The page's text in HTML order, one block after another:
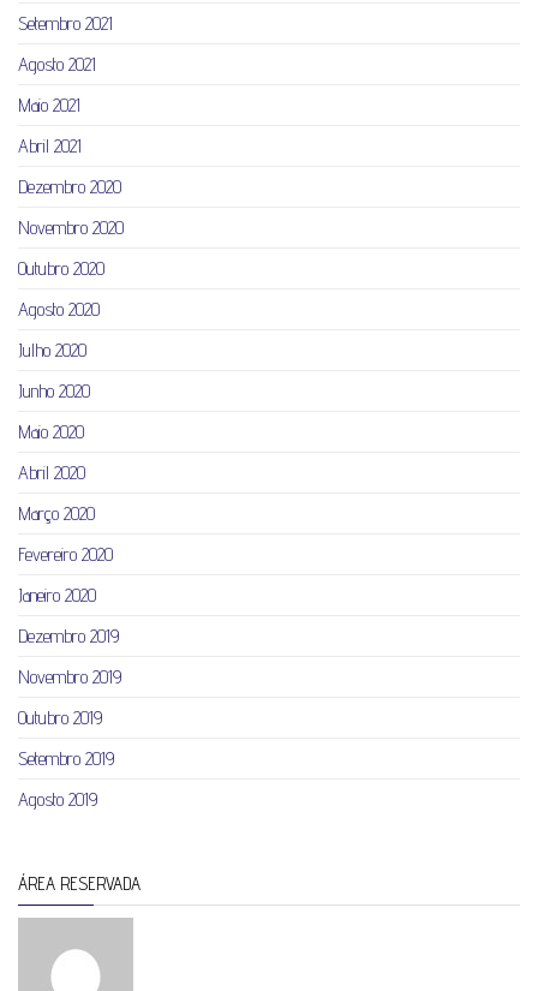
Setembro 2021
Agosto 2021
Maio 2021
Abril 2021
Dezembro 2020
Novembro 2020
Outubro 2020
Agosto 2020
Julho 2020
Junho 2020
Maio 2020
Abril 2020
Março 2020
Fevereiro 2020
Janeiro 2020
Dezembro 2019
Novembro 2019
Outubro 2019
Setembro 2019
Agosto 2019
ÁREA RESERVADA